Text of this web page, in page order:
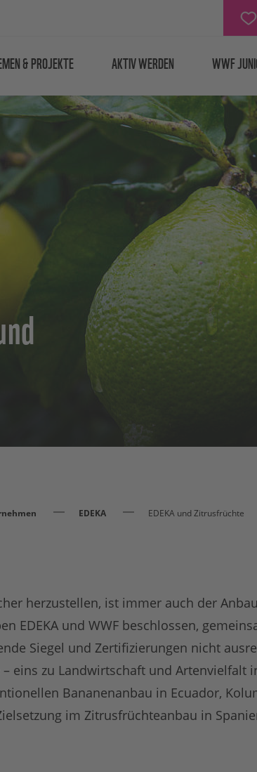
& PROJEKTE AKTIV WERDEN WWF
EDEKA EDEKA und Zitrusfrüchte
herzustellen, ist immer auch der
EDEKA und WWF beschlossen,
Siegel und Zertifizierungen nicht
eins zu Landwirtschaft und Artenvielfalt
Bananenanbau in Ecuador,
im Zitrusfrüchteanbau in